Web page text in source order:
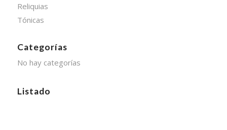
Reliquias
Tónicas
Categorías
No hay categorías
Listado